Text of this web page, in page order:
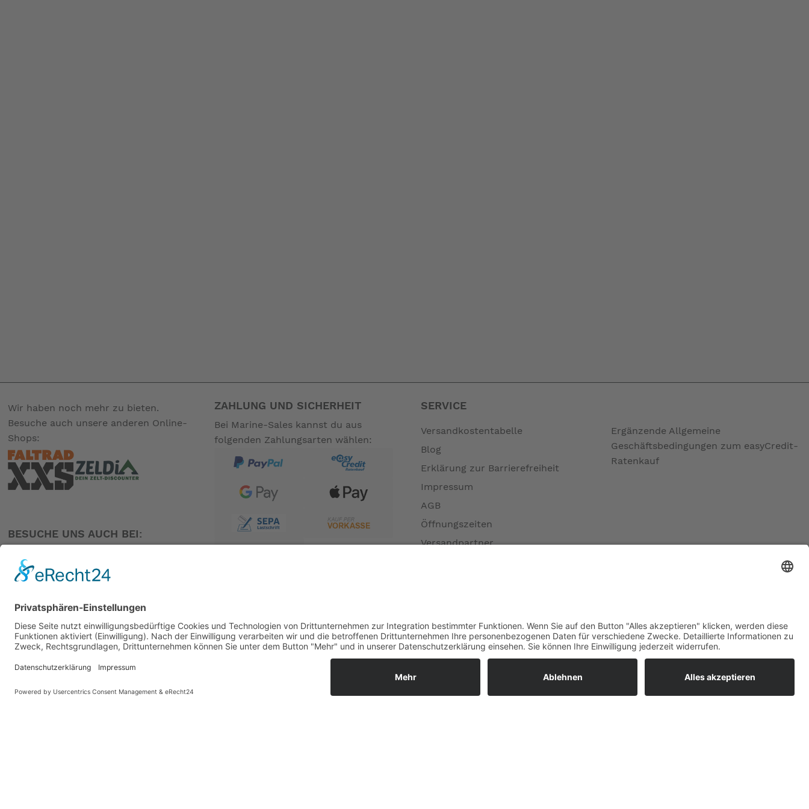
Wir haben noch mehr zu bieten.
Besuche auch unsere anderen Online-
Shops:
BESUCHE UNS AUCH BEI:
ZAHLUNG UND SICHERHEIT
Bei Marine-Sales kannst du aus
folgenden Zahlungsarten wählen:
SERVICE
Versandkostentabelle
Blog
Erklärung zur Barrierefreiheit
Impressum
AGB
Öffnungszeiten
Versandpartner
Widerrufsrecht MS
Widerrufsrecht bei Dienstleistungen
Ergänzende Allgemeine
Geschäftsbedingungen zum easyCredit-
Ratenkauf